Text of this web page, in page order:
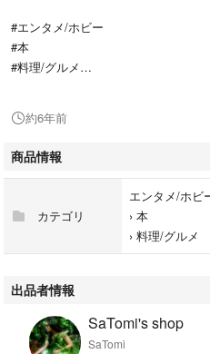
#エンタメ/ホビー
#本
#料理/グルメ
約6年前
商品情報
カテゴリ
エンタメ/ホビ
› 本
› 料理/グルメ
出品者情報
SaTomi's shop
SaTomi